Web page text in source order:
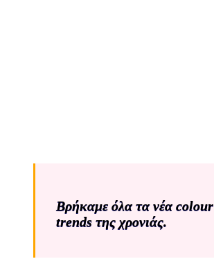
Βρήκαμε όλα τα νέα colour
trends της χρονιάς.